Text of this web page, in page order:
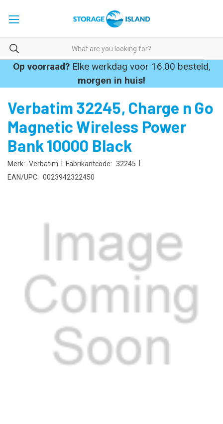
Op voorraad?Elke werkdag voor 16.00 besteld,
morgen in huis!
Verbatim 32245, Charge n Go
Magnetic Wireless Power
Bank 10000 Black
Merk: Verbatim Fabrikantcode: 32245
EAN/UPC: 0023942322450